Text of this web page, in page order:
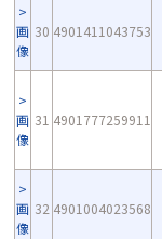
画
像
30 4901411043753
画
像
31 4901777259911
画
像
32 4901004023568